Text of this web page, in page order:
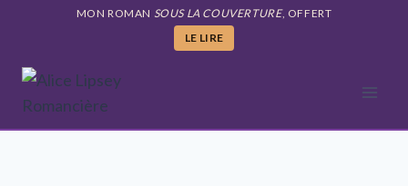
contenu
MON ROMAN SOUS LA COUVERTURE, OFFERT
LE LIRE